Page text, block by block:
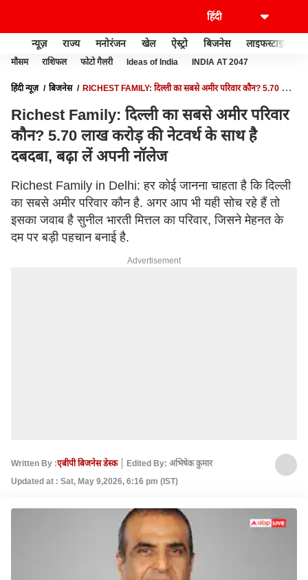
न्यूज़ राज्य मनोरंजन खेल ऐस्ट्रो बिजनेस लाइफस्टाइल
मौसम राशिफल फोटो गैलरी Ideas of India INDIA AT 2047
हिंदी न्यूज़ बिजनेस
RICHEST FAMILY: दिल्ली का सबसे अमीर परिवार कौन? 5.70 लाख
Richest Family: दिल्ली का सबसे अमीर परिवार
कौन? 5.70 लाख करोड़ की नेटवर्थ के साथ है
दबदबा, बढ़ा लें अपनी नॉलेज
Richest Family in Delhi: हर कोई जानना चाहता है कि दिल्ली
का सबसे अमीर परिवार कौन है. अगर आप भी यही सोच रहे हैं तो
इसका जवाब है सुनील भारती मित्तल का परिवार, जिसने मेहनत के
दम पर बड़ी पहचान बनाई है.
Advertisement
Written By :एबीपी बिजनेस डेस्क
Edited By: अभिषेक कुमार
Updated at : Sat, May 9,2026, 6:16 pm (IST)